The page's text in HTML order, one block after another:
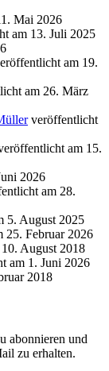
Mai 2026
am 13. Juli 2025
am 19.
am 26. März
veröffentlicht
am 15.
2026
am 28.
5. August 2025
25. Februar 2026
August 2018
am 1. Juni 2026
2018
abonnieren und
zu erhalten.